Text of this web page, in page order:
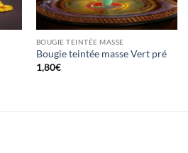
BOUGIE TEINTÉE MASSE
Bougie teintée masse Vert pré
1,80€